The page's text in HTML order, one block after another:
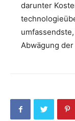
darunter
Abwägung